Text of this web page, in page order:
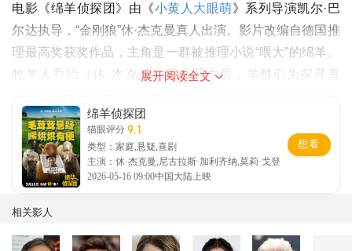
电影《绵羊侦探团》由《小黄人大眼萌》系列导演凯尔·巴
尔达执导，“金刚狼”休·杰克曼真人出演。影片改编自德国推
理最高奖获奖作品，主角是一群被推理小说“喂大”的绵羊。
牧羊人乔治（休·杰克曼）离奇死亡后，羊群们为探寻真
场布置拿捏——毛茸茸的羊探们正排队“跨过”斑马线，踏入
一片不讲道理、但很讲感受的草场。仔细看，每条斑马线上
都写着他们的通关密语：“鼓起勇气，直到找到方向”“拥抱孤
独，直到遇见同类”“保持‘疯’度，直到规则让步”…… 这哪里
是过马路？分明是鼓励人跨过生活难“蹄”，当快乐领头羊。
展开阅读全文
绵羊侦探团
猫眼评分 9.1
类型：家庭,悬疑,喜剧
主演：休·杰克曼,尼古拉斯·加利齐纳,莫莉·戈登
2026-05-16 09:00中国大陆上映
想看
相关影人